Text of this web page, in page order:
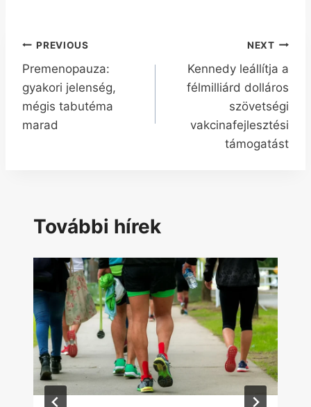
Bejegyzés
navigáció
PREVIOUS
Premenopauza:
gyakori jelenség,
mégis tabutéma
marad
NEXT
Kennedy leállítja a
félmilliárd dolláros
szövetségi
vakcinafejlesztési
támogatást
További hírek